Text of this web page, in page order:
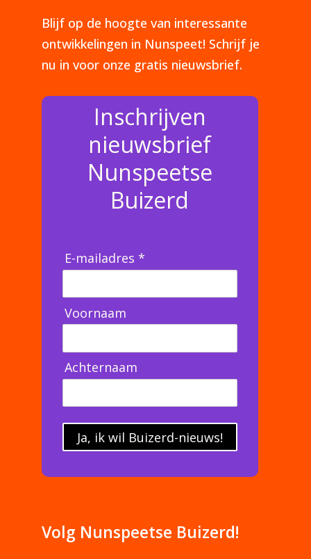
Blijf op de hoogte van interessante
ontwikkelingen in Nunspeet! Schrijf je
nu in voor onze gratis nieuwsbrief.
Inschrijven
nieuwsbrief
Nunspeetse
Buizerd
E-mailadres *
Voornaam
Achternaam
Ja, ik wil Buizerd-nieuws!
Volg Nunspeetse Buizerd!